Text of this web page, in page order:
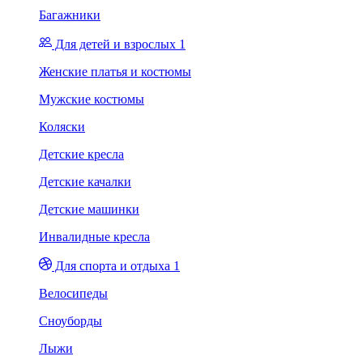
Багажники
Для детей и взрослых 1
Женские платья и костюмы
Мужские костюмы
Коляски
Детские кресла
Детские качалки
Детские машинки
Инвалидные кресла
Для спорта и отдыха 1
Велосипеды
Сноуборды
Лыжи